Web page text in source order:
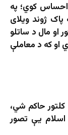
احساس کوي؛ په
ژوند ويلای
او مال د ساتلو
او که د معاملې
حاکم شي،
یې تصور